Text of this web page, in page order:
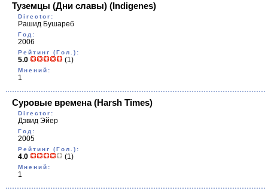
Туземцы (Дни славы) (Indigenes)
Director:
Рашид Бушареб
Год:
2006
Рейтинг (Гол.):
5.0 (1)
Мнений:
1
Суровые времена(Harsh Times)
Director:
Дэвид Эйер
Год:
2005
Рейтинг (Гол.):
4.0 (1)
Мнений:
1